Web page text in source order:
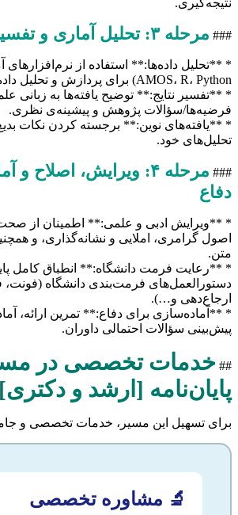
### مرحله ۳: تحلیل آماری و تفسیر نتایج
AMOS، R، Python) برای پردازش و تحلیل داده‌های جمع‌آوری شده.
* **تفسیر نتایج:** توضیح یافته‌ها به زبانی
فرضیه‌ها/سؤالات پژوهش و پیشینه‌ی نظری.
* **یافته‌های نوین:** برجسته کردن نکات بدیع
تحلیل‌های خود.
###
مرحله ۴: ویرایش، اصلاح
دفاع
* **ویرایش ادبی و علمی:** اطمینان از
اصول گرامری، املایی و نشانه‌گذاری، و
متن.
* **رعایت فرمت دانشگاه:** انطباق کامل
دستورالعمل‌های فرمت‌بندی دانشگاه
ارجاع‌دهی و…).
* **آماده‌سازی برای دفاع:** تمرین ارائه،
پیش‌بینی سؤالات احتمالی داوران.
## خدمات تخصصی در
پایان‌نامه [ارشد و دکتری]
برای تسهیل این مسیر، خدمات تخصصی و
🔬 مشاوره تخصصی